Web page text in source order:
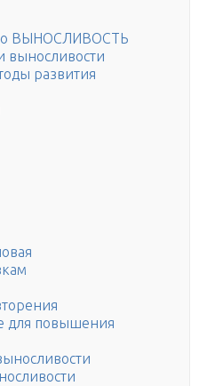
ВЫНОСЛИВОСТЬ
выносливости
развития
для повышения